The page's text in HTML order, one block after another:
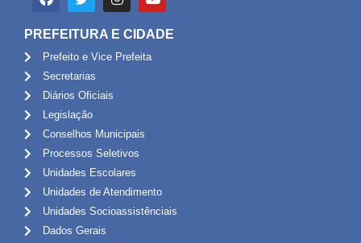
PREFEITURA E CIDADE
Prefeito e Vice Prefeita
Secretarias
Diários Oficiais
Legislação
Conselhos Municipais
Processos Seletivos
Unidades Escolares
Unidades de Atendimento
Unidades Socioassistênciais
Dados Gerais